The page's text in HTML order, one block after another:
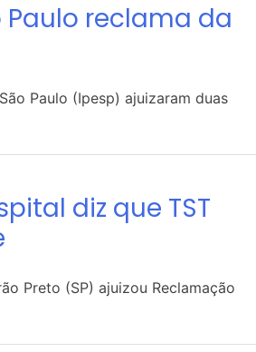
reclama da
Paulo (Ipesp) ajuizaram duas
diz que TST
Preto (SP) ajuizou Reclamação